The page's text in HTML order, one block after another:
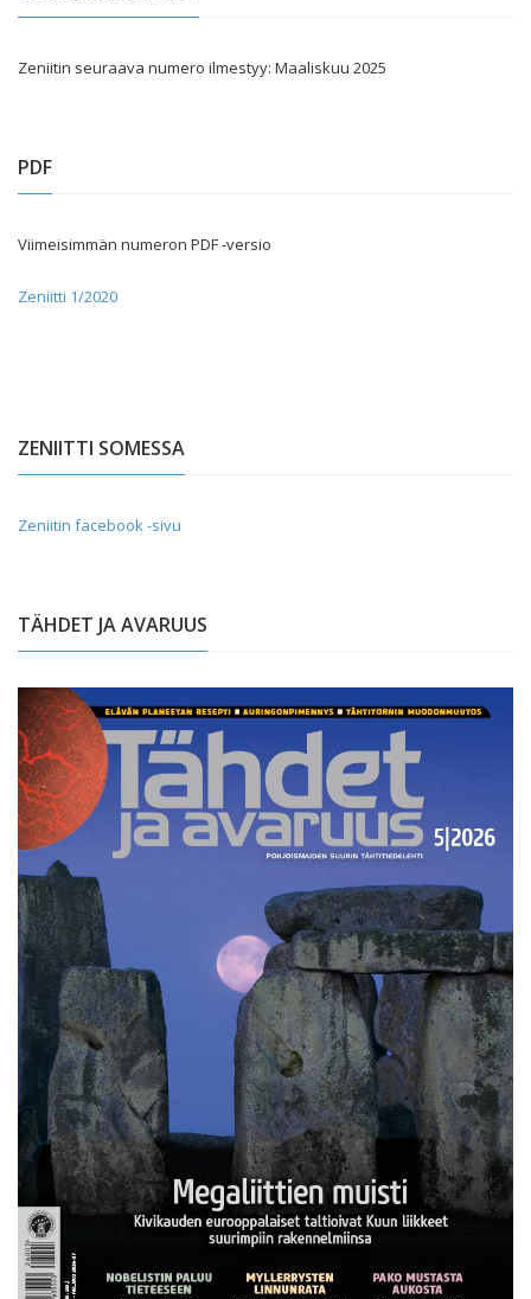
Zeniitin seuraava numero ilmestyy: Maaliskuu 2025
PDF
Viimeisimmän numeron PDF -versio
Zeniitti 1/2020
ZENIITTI SOMESSA
Zeniitin facebook -sivu
TÄHDET JA AVARUUS